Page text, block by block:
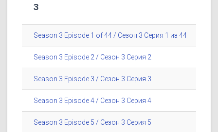
3
Season 3 Episode 1 of 44 / Сезон 3 Серия 1 из 44
Season 3 Episode 2 / Сезон 3 Серия 2
Season 3 Episode 3 / Сезон 3 Серия 3
Season 3 Episode 4 / Сезон 3 Серия 4
Season 3 Episode 5 / Сезон 3 Серия 5